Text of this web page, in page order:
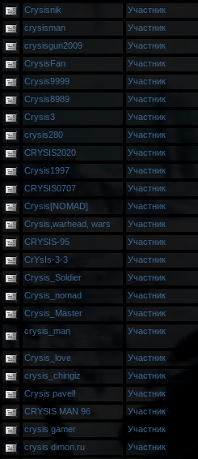
Crysisnik
Участник
crysisman
Участник
crysisgun2009
Участник
CrysisFan
Участник
Crysis9999
Участник
Crysis8989
Участник
Crysis3
Участник
crysis280
Участник
CRYSIS2020
Участник
Crysis1997
Участник
CRYSIS0707
Участник
Crysis[NOMAD]
Участник
Crysis,warhead, wars
Участник
CRYSIS-95
Участник
CrYsIs-3-3
Участник
Crysis_Soldier
Участник
Crysis_nomad
Участник
Crysis_Master
Участник
crysis_man
Участник
Crysis_love Участник
crysis_chingiz
Участник
Crysis pavel!
Участник
CRYSIS MAN 96
Участник
crysis gamer
Участник
crysis dimon.ru
Участник